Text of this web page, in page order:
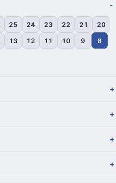
25 24 23 22 21 20
13 12 11 10 9 8